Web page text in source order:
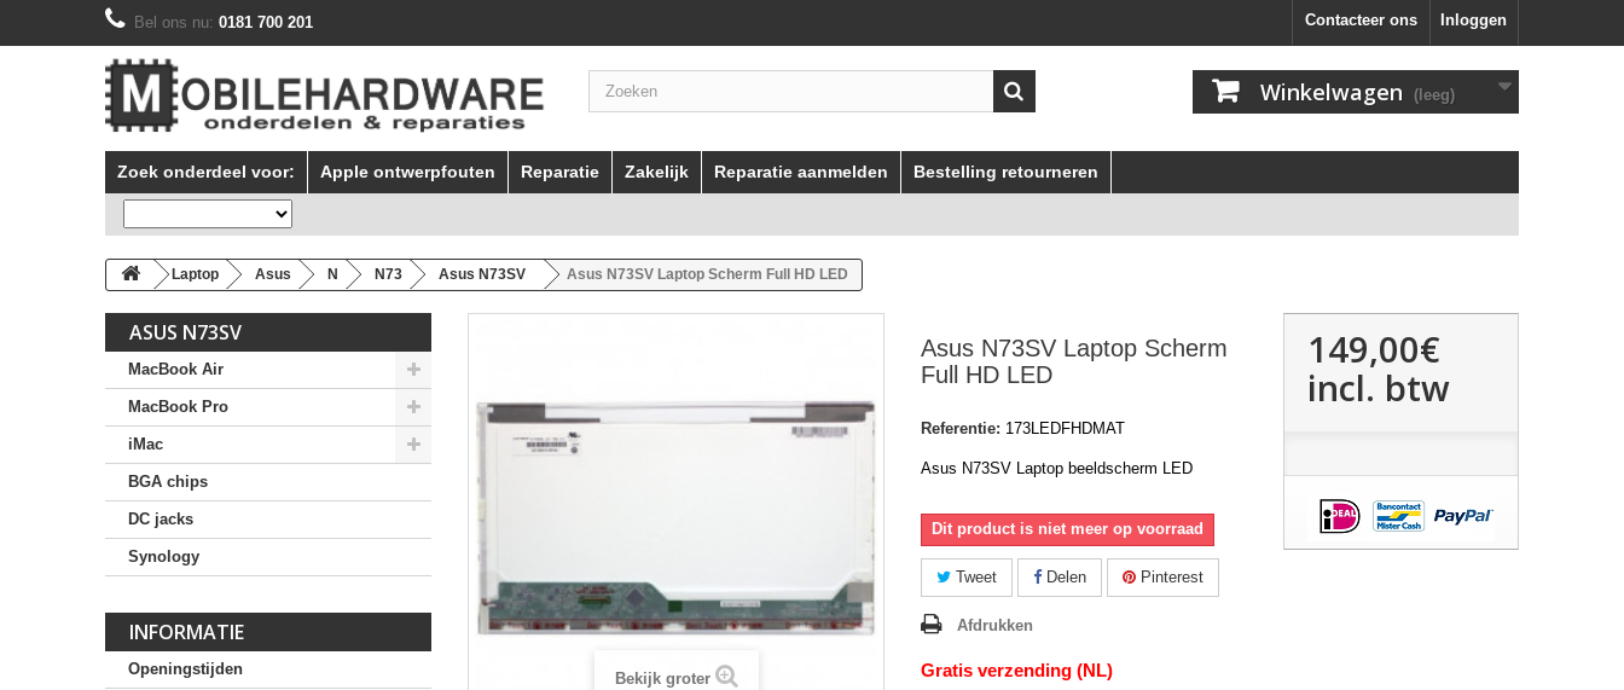
Inloggen
Contacteer ons
Bel ons nu: 0181 700 201
Winkelwagen (leeg)
Zoek onderdeel voor: Apple ontwerpfouten Reparatie Zakelijk Reparatie aanmelden Bestelling retourneren
Laptop Asus N N73 Asus N73SV Asus N73SV Laptop Scherm Full HD LED
ASUS N73SV
MacBook Air
MacBook Pro
iMac
BGA chips
DC jacks
Synology
INFORMATIE
Openingstijden
Bekijk groter
Asus N73SV Laptop Scherm
Full HD LED
Referentie: 173LEDFHDMAT
Asus N73SV Laptop beeldscherm LED
Dit product is niet meer op voorraad
Tweet Delen Pinterest
Afdrukken
Gratis verzending (NL)
149,00€
incl. btw